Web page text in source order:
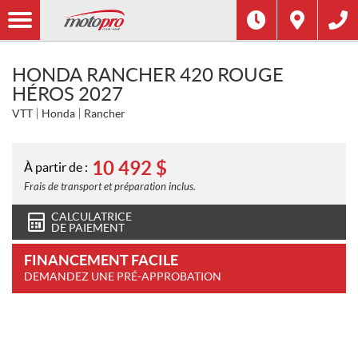
HONDA RANCHER 420 ROUGE
HÉROS 2027
VTT Honda Rancher
À partir de : 10 492 $
Frais de transport et préparation inclus.
CALCULATRICE
DE PAIEMENT
FINANCEMENT FACILE
DEMANDEZ UNE PRÉ-APPROBATION